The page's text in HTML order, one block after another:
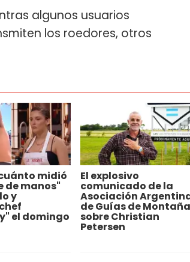
algunos usuarios
los roedores, otros
midió
de manos"
y
el domingo
El explosivo
comunicado de la
Asociación
de Guías de Montaña
sobre Christian
Petersen